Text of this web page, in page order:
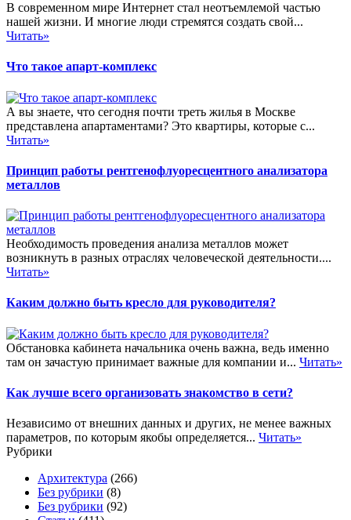
В современном мире Интернет стал неотъемлемой частью
нашей жизни. И многие люди стремятся создать свой...
Читать»
Что такое апарт-комплекс
А вы знаете, что сегодня почти треть жилья в Москве
представлена апартаментами? Это квартиры, которые с...
Читать»
Принцип работы рентгенофлуоресцентного анализатора
металлов
Необходимость проведения анализа металлов может
возникнуть в разных отраслях человеческой деятельности....
Читать»
Каким должно быть кресло для руководителя?
Обстановка кабинета начальника очень важна, ведь именно
там он зачастую принимает важные для компании и... Читать»
Как лучше всего организовать знакомство в сети?
Независимо от внешних данных и других, не менее важных
параметров, по которым якобы определяется... Читать»
Рубрики
Архитектура (266)
Без рубрики (8)
Без рубрики (92)